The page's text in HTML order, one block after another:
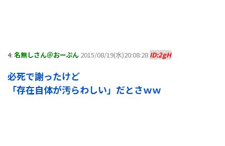
4: 名無しさん＠おーぷん 2015/08/19(水)20:08:28 ID:2gH
必死で謝ったけど
「存在自体が汚らわしい」だとさｗｗ